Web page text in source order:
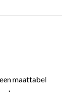
maattabel